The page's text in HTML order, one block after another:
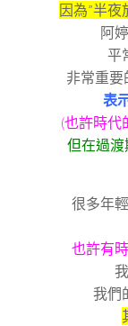
因為”半夜
阿
平
非常重要
表
(也許時代
但在過
很多年
也許有
我們